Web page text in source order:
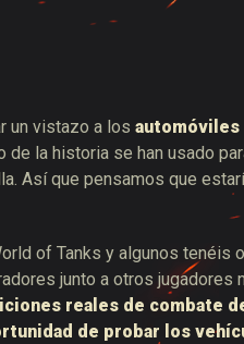
un vistazo a los automóviles
la historia se han usado
Así que pensamos que
of Tanks y algunos tenéis
junto a otros jugadores
reales de combate
de probar los